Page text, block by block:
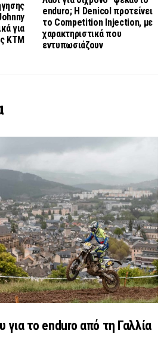
για
KTM
enduro; H Denicol προτείνει
το Competition Injection, με
χαρακτηριστικά που
εντυπωσιάζουν
για το enduro από τη Γαλλία